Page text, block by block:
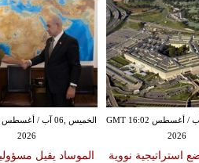
2026
الموساد يقيل
الخميس ,06 آب / أغسطس GMT 16:02
2026
استراتيجية نووية